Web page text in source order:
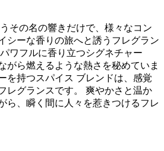
その名の響きだけで、様々なコン
シーな香りの旅へと誘うフレグラン
ワフルに香り立つシグネチャー
がら燃えるような熱さを秘めていま
を持つスパイス ブレンドは、感覚
レグランスです。 爽やかさと温か
ら、瞬く間に人々を惹きつけるフレ